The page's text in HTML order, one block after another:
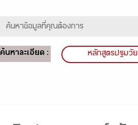
ค้นหาละเอียด : หลักสูตรปฐมวัย